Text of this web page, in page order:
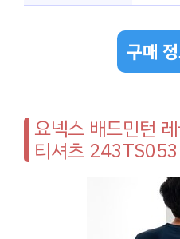
구매
요넥스 배드민턴
티셔츠